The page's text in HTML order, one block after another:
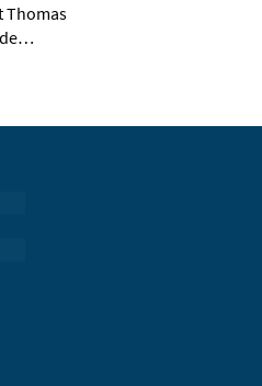
Thomas
…